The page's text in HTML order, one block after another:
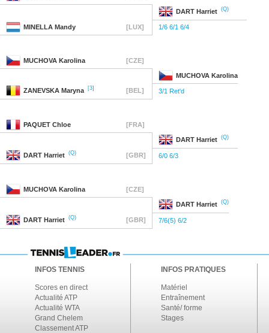
DART Harriet (Q)
MINELLA Mandy [LUX] 1/6 6/1 6/4
MUCHOVA Karolina [CZE]
MUCHOVA Karolina
ZANEVSKA Maryna [3] [BEL] 3/1 Ret'd
PAQUET Chloe [FRA]
DART Harriet (Q)
DART Harriet (Q) [GBR] 6/0 6/3
MUCHOVA Karolina [CZE]
DART Harriet (Q)
DART Harriet (Q) [GBR] 7/6(5) 6/2
INFOS TENNIS
Scores en direct
Actualité ATP
Actualité WTA
Grand Chelem
Classement ATP
INFOS PRATIQUES
Matériel
Entraînement
Santé/ forme
Stages